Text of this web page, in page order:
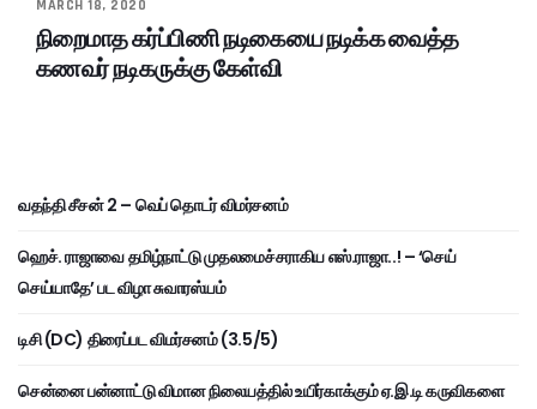
MARCH 18, 2020
நிறைமாத கர்ப்பிணி நடிகையை நடிக்க வைத்த
கணவர் நடிகருக்கு கேள்வி
வதந்தி சீசன் 2 – வெப் தொடர் விமர்சனம்
ஹெச். ராஜாவை தமிழ்நாட்டு முதலமைச்சராகிய எஸ்.ராஜா..! – ‘செய்
செய்யாதே’ பட விழா சுவாரஸ்யம்
டிசி (DC) திரைப்பட விமர்சனம் (3.5/5)
சென்னை பன்னாட்டு விமான நிலையத்தில் உயிர்காக்கும் ஏ.இ.டி கருவிகளை